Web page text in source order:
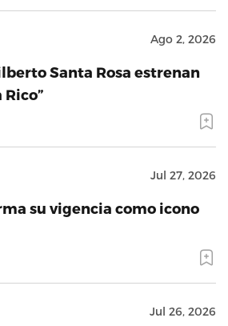
Ago 2, 2026
Santa Rosa estrenan
Rico”
Jul 27, 2026
su vigencia como icono
Jul 26, 2026